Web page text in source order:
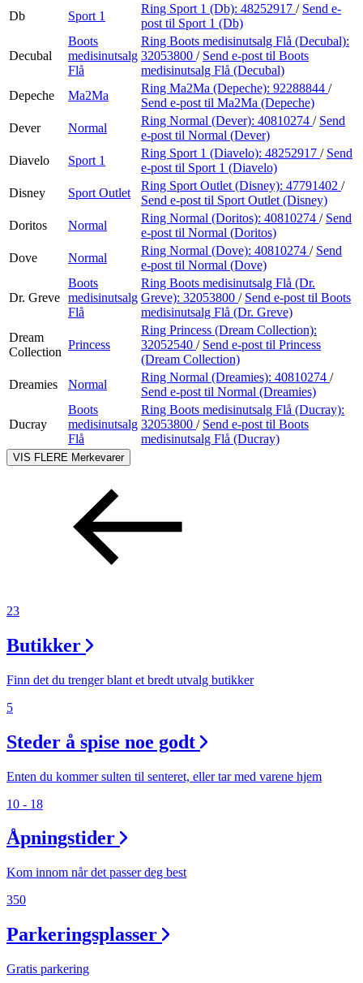
Db
Sport 1
Ring Sport 1 (Db): 48252917 / Send e-
post til Sport 1 (Db)
Decubal
Boots
medisinutsalg
Flå
Ring Boots medisinutsalg Flå (Decubal):
32053800 / Send e-post til Boots
medisinutsalg Flå (Decubal)
Depeche
Ma2Ma
Ring Ma2Ma (Depeche): 92288844 /
Send e-post til Ma2Ma (Depeche)
Dever
Normal
Ring Normal (Dever): 40810274 / Send
e-post til Normal (Dever)
Diavelo
Sport 1
Ring Sport 1 (Diavelo): 48252917 / Send
e-post til Sport 1 (Diavelo)
Disney
Sport Outlet
Ring Sport Outlet (Disney): 47791402 /
Send e-post til Sport Outlet (Disney)
Doritos
Normal
Ring Normal (Doritos): 40810274 / Send
e-post til Normal (Doritos)
Dove
Normal
Ring Normal (Dove): 40810274 / Send
e-post til Normal (Dove)
Dr. Greve
Boots
medisinutsalg
Flå
Ring Boots medisinutsalg Flå (Dr.
Greve): 32053800 / Send e-post til Boots
medisinutsalg Flå (Dr. Greve)
Dream
Collection
Princess
Ring Princess (Dream Collection):
32052540 / Send e-post til Princess
(Dream Collection)
Dreamies
Normal
Ring Normal (Dreamies): 40810274 /
Send e-post til Normal (Dreamies)
Ducray
Boots
medisinutsalg
Flå
Ring Boots medisinutsalg Flå (Ducray):
32053800 / Send e-post til Boots
medisinutsalg Flå (Ducray)
VIS FLERE Merkevarer
23
Butikker
Finn det du trenger blant et bredt utvalg butikker
5
Steder å spise noe godt
Enten du kommer sulten til senteret, eller tar med varene hjem
10 - 18
Åpningstider
Kom innom når det passer deg best
350
Parkeringsplasser
Gratis parkering